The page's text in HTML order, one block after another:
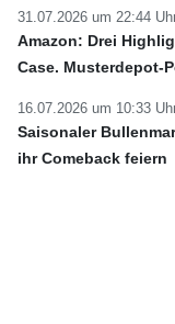
31.07.2026 um 22:44
Amazon: Drei
Case. Musterdepot-
16.07.2026 um 10:33 Uhr
Saisonaler
ihr Comeback feiern